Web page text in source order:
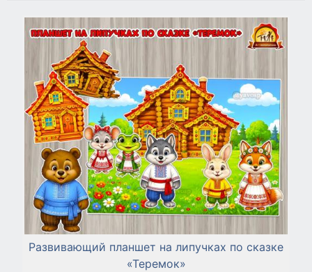
Развивающий планшет на липучках по сказке
«Теремок»